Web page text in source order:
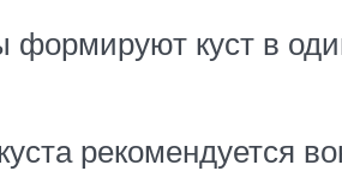
формируют куст в
рекомендуется